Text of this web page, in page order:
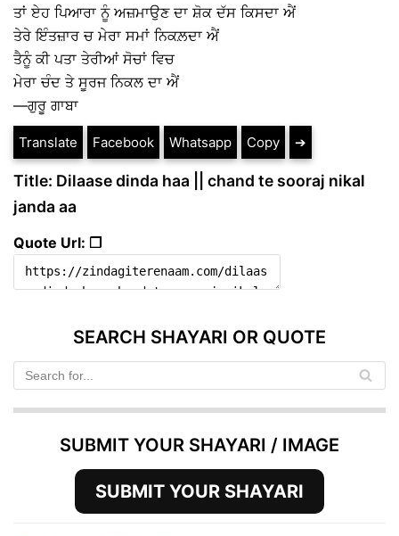
ਤਾਂ ਏਹ ਪਿਆਰਾ ਨੂੰ ਅਜ਼ਮਾਉਣ ਦਾ ਸ਼ੋਕ ਦੱਸ ਕਿਸਦਾ ਐਂ
ਤੇਰੇ ਇੰਤਜ਼ਾਰ ਚ ਮੇਰਾ ਸਮਾਂ ਨਿਕਲ਼ਦਾ ਐਂ
ਤੈਨੂੰ ਕੀ ਪਤਾ ਤੇਰੀਆਂ ਸੋਚਾਂ ਵਿਚ
ਮੇਰਾ ਚੰਦ ਤੇ ਸੂਰਜ ਨਿਕਲ ਦਾ ਐਂ
—ਗੁਰੂ ਗਾਬਾ
Translate Facebook Whatsapp Copy ➔
Title: Dilaase dinda haa || chand te sooraj nikal
janda aa
Quote Url: ❐
SEARCH SHAYARI OR QUOTE
SUBMIT YOUR SHAYARI / IMAGE
SUBMIT YOUR SHAYARI